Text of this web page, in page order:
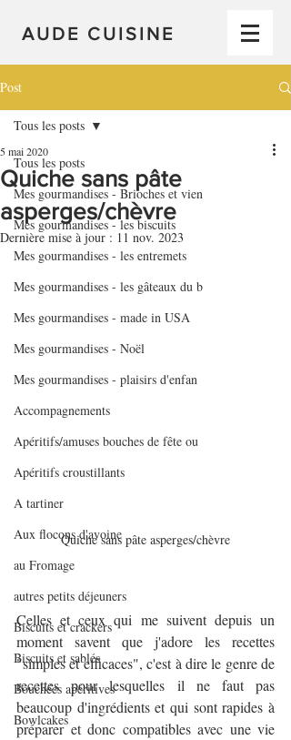
AUDE CUISINE
Post
Tous les posts
Mes gourmandises - Brioches et vien
Mes gourmandises - les biscuits
Mes gourmandises - les entremets
Mes gourmandises - les gâteaux du b
Mes gourmandises - made in USA
Mes gourmandises - Noël
Mes gourmandises - plaisirs d'enfan
Accompagnements
Apéritifs/amuses bouches de fête ou
Apéritifs croustillants
A tartiner
Aux flocons d'avoine
au Fromage
autres petits déjeuners
Biscuits et crackers
Biscuits et sablés
Bouchées apéritives
Bowlcakes
Tous les posts
Quiche sans pâte
asperges/chèvre
5 mai 2020
Dernière mise à jour : 11 nov. 2023
Quiche sans pâte asperges/chèvre
Celles et ceux qui me suivent depuis un
moment savent que j'adore les recettes
"simples et efficaces", c'est à dire le genre de
recettes pour lesquelles il ne faut pas
beaucoup d'ingrédients et qui sont rapides à
préparer et donc compatibles avec une vie